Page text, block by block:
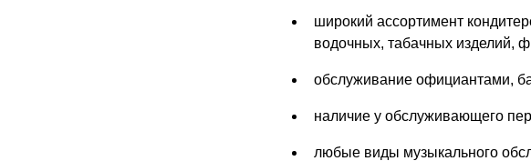
широкий ассортимент
водочных, табачных изделий,
обслуживание официантами,
наличие у обслуживающего
любые виды музыкального